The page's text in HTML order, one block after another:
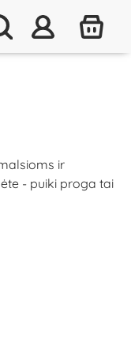
ir
- puiki proga tai